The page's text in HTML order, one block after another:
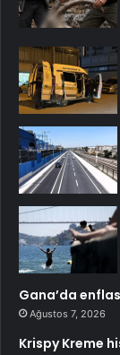
Gana’da
Ağustos 7, 2026
Krispy Kreme